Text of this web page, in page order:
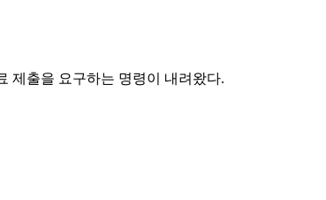
제출을 요구하는 명령이 내려왔다.